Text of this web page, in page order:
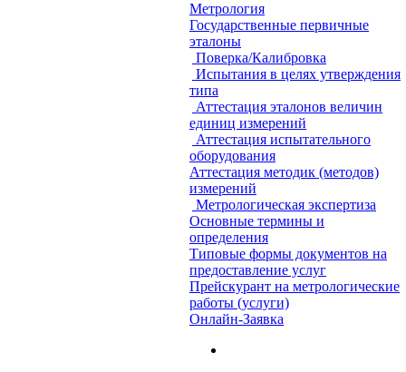
Метрология
Государственные первичные
эталоны
Поверка/Калибровка
Испытания в целях утверждения
типа
Аттестация эталонов величин
единиц измерений
Аттестация испытательного
оборудования
Аттестация методик (методов)
измерений
Метрологическая экспертиза
Основные термины и
определения
Типовые формы документов на
предоставление услуг
Прейскурант на метрологические
работы (услуги)
Онлайн-Заявка